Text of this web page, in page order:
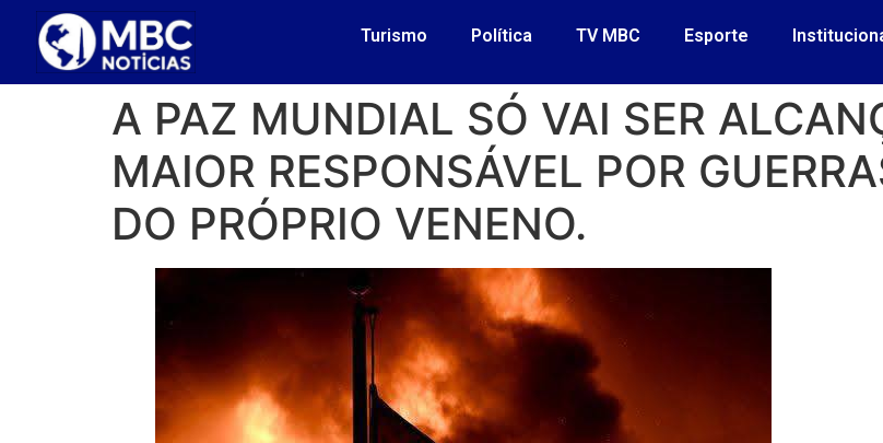
Turismo Política TV MBC Esporte
A PAZ MUNDIAL SÓ VAI SER
MAIOR RESPONSÁVEL POR
DO PRÓPRIO VENENO.